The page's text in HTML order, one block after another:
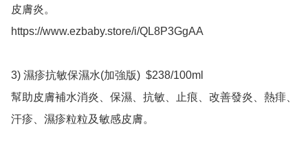
皮膚炎。
https://www.ezbaby.store/i/QL8P3GgAA
3) 濕疹抗敏保濕水(加強版)  $238/100ml
幫助皮膚補水消炎、保濕、抗敏、止痕、改善發炎、熱痱、
汗疹、濕疹粒粒及敏感皮膚。